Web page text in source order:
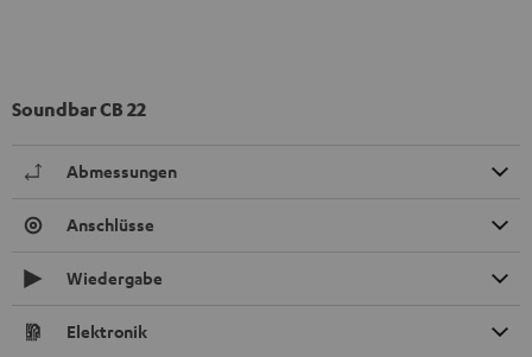
Soundbar CB 22
Abmessungen
Anschlüsse
Wiedergabe
Elektronik